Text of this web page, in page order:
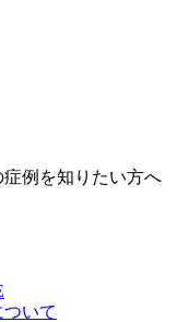
例を知りたい方へ
いて